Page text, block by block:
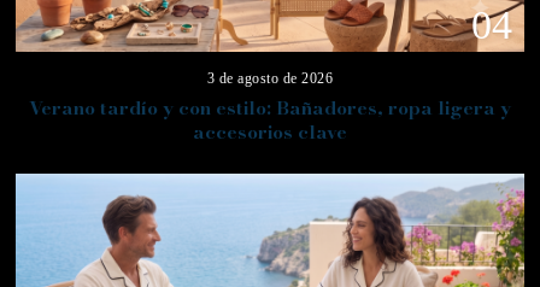
04
3 de agosto de 2026
Verano tardío y con estilo: Bañadores, ropa ligera y
accesorios clave